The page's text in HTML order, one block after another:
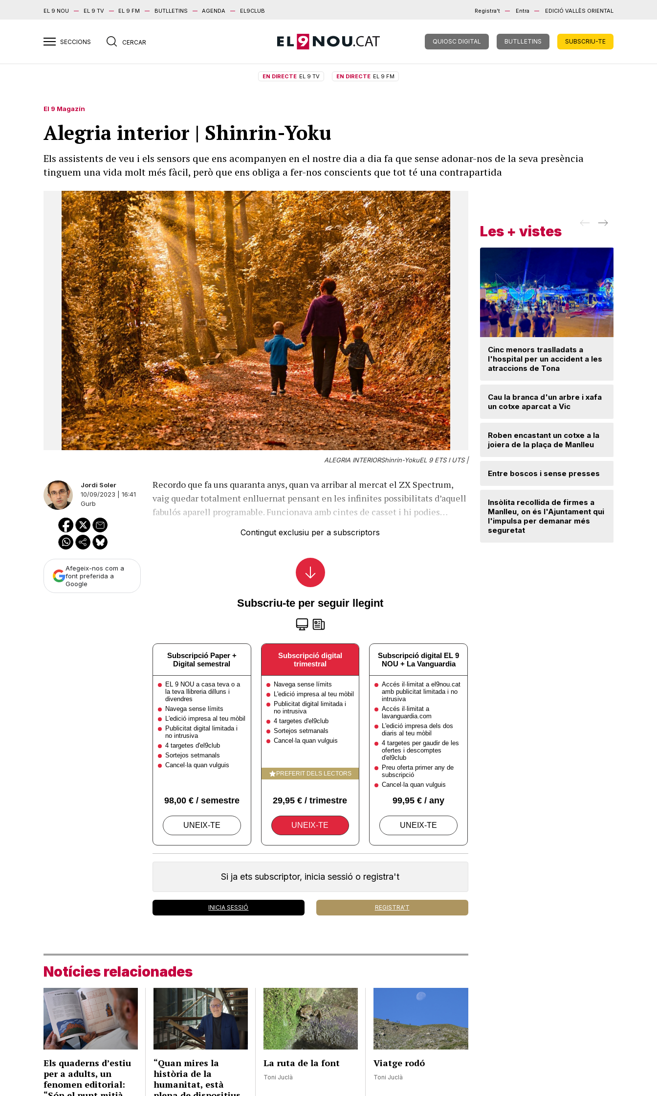
EL 9 NOU EL 9 TV EL 9 FM BUTLLETINS AGENDA EL9CLUB Registra't Entra EDICIÓ VALLÈS ORIENTAL
QUIOSC DIGITAL BUTLLETINS SUBSCRIU-TE
EN DIRECTE EL 9 TV EN DIRECTE EL 9 FM
El 9 Magazín
Alegria interior | Shinrin-Yoku
Els assistents de veu i els sensors que ens acompanyen en el nostre dia a dia fa que sense adonar-nos de la seva presència
tinguem una vida molt més fàcil, però que ens obliga a fer-nos conscients que tot té una contrapartida
ALEGRIA INTERIORShinrin-YokuEL 9 ETS I UTS |
Jordi Soler
10/09/2023 | 16:41
Gurb
Afegeix-nos com a
font preferida a
Google
Recordo que fa uns quaranta anys, quan va arribar al mercat el ZX Spectrum,
vaig quedar totalment enlluernat pensant en les infinites possibilitats d’aquell
fabulós aparell programable. Funcionava amb cintes de casset i hi podies…
Contingut exclusiu per a subscriptors
Si ja ets subscriptor, inicia sessió o registra't
INICIA SESSIÓ REGISTRA'T
Notícies relacionades
Els quaderns d’estiu
per a adults, un
fenomen editorial:
“Quan mires la
història de la
humanitat, està
La ruta de la font
Toni Juclà
Viatge rodó
Toni Juclà
Les + vistes
Cinc menors traslladats a
l'hospital per un accident a les
atraccions de Tona
Cau la branca d'un arbre i xafa
un cotxe aparcat a Vic
Roben encastant un cotxe a la
joiera de la plaça de Manlleu
Entre boscos i sense presses
Insòlita recollida de firmes a
Manlleu, on és l'Ajuntament qui
l'impulsa per demanar més
seguretat